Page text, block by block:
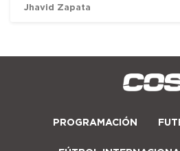
Jhavid Zapata
PROGRAMACIÓN